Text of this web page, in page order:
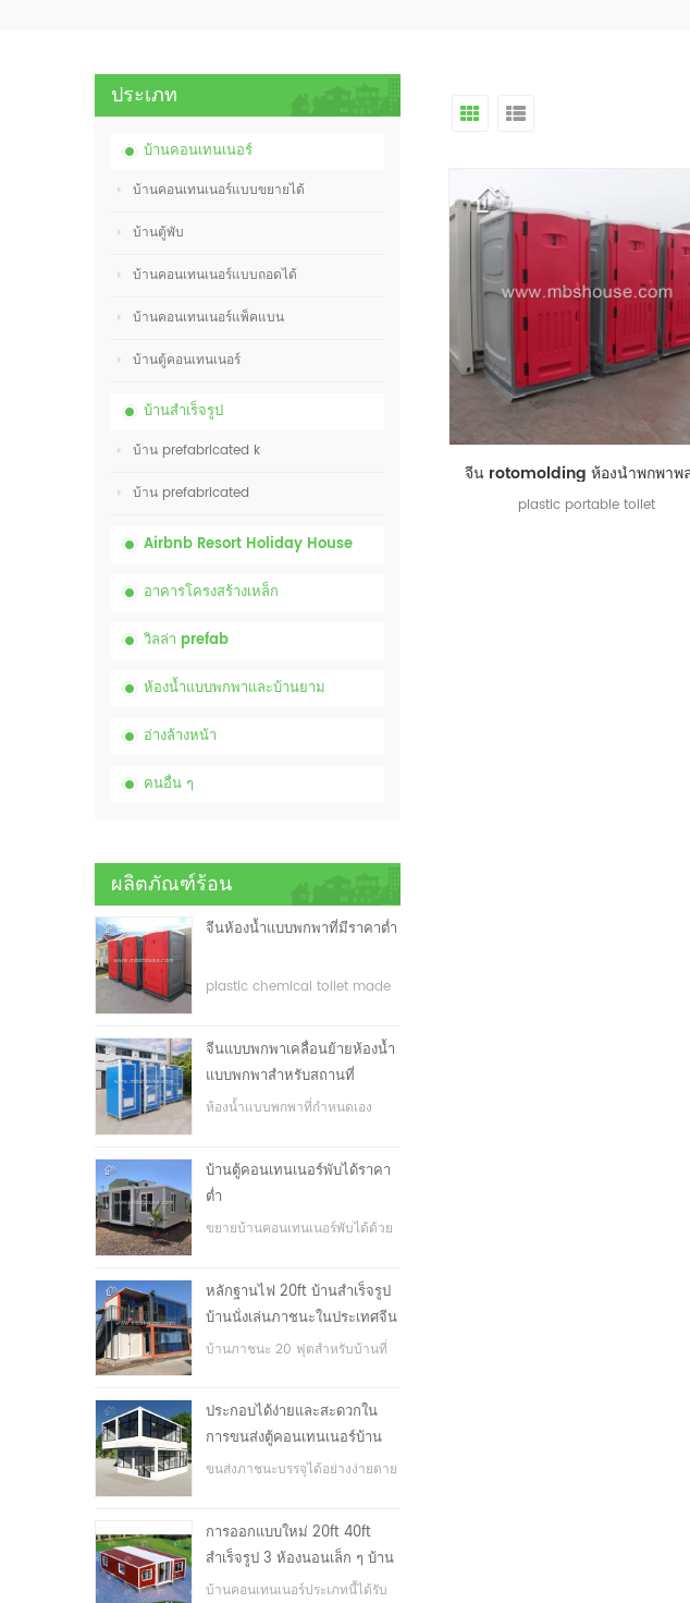
ประเภท
บ้านคอนเทนเนอร์
บ้านคอนเทนเนอร์แบบขยายได้
บ้านตู้พับ
บ้านคอนเทนเนอร์แบบถอดได้
บ้านคอนเทนเนอร์แพ็คแบน
บ้านตู้คอนเทนเนอร์
บ้านสำเร็จรูป
บ้าน prefabricated k
บ้าน prefabricated
Airbnb Resort Holiday House
อาคารโครงสร้างเหล็ก
วิลล่า prefab
ห้องน้ำแบบพกพาและบ้านยาม
อ่างล้างหน้า
คนอื่น ๆ
ผลิตภัณฑ์ร้อน
จีนห้องน้ำแบบพกพาที่มีราคาต่ำ
plastic chemical toilet made
จีนแบบพกพาเคลื่อนย้ายห้องน้ำ
แบบพกพาสำหรับสถานที่
ก่อสร้าง
ห้องน้ำแบบพกพาที่กำหนดเอง
บ้านตู้คอนเทนเนอร์พับได้ราคา
ต่ำ
ขยายบ้านคอนเทนเนอร์พับได้ด้วย
หลักฐานไฟ 20ft บ้านสำเร็จรูป
บ้านนั่งเล่นภาชนะในประเทศจีน
บ้านภาชนะ 20 ฟุตสำหรับบ้านที่
ประกอบได้ง่ายและสะดวกใน
การขนส่งตู้คอนเทนเนอร์บ้าน
ขนส่งภาชนะบรรจุได้อย่างง่ายดาย
การออกแบบใหม่ 20ft 40ft
สำเร็จรูป 3 ห้องนอนเล็ก ๆ บ้าน
ภาชนะขยาย
บ้านคอนเทนเนอร์ประเภทนี้ได้รับ
plastic portable toilet